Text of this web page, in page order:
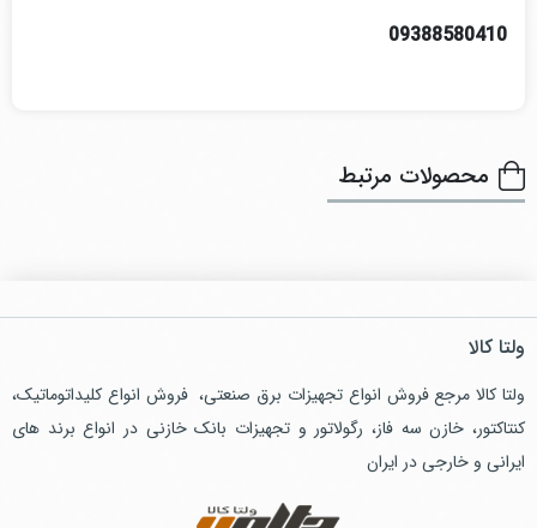
09388580410
محصولات مرتبط
ولتا کالا
ولتا کالا مرجع فروش انواع تجهیزات برق صنعتی، فروش انواع کلیداتوماتیک،
کنتاکتور، خازن سه فاز، رگولاتور و تجهیزات بانک خازنی در انواع برند های
ایرانی و خارجی در ایران